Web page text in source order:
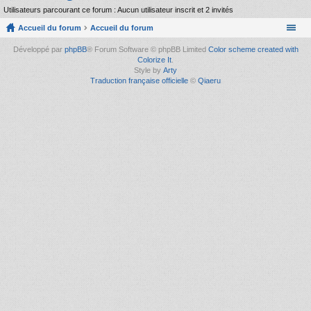
Utilisateurs parcourant ce forum : Aucun utilisateur inscrit et 2 invités
Accueil du forum Accueil du forum
Développé par phpBB® Forum Software © phpBB Limited Color scheme created with
Colorize It.
Style by Arty
Traduction française officielle © Qiaeru